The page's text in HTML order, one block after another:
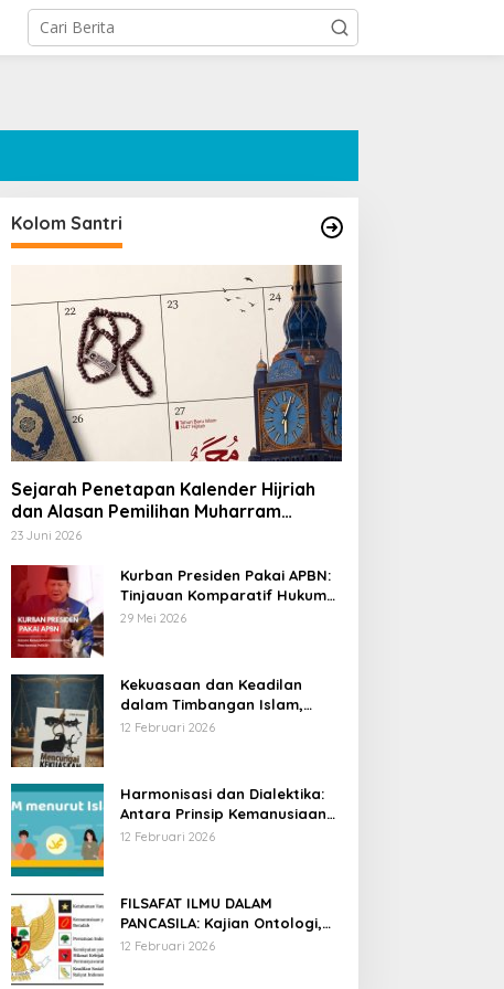
Ulama Nusantara
Mbah Liem ; Kiai Pencetus
1 Oktober 2020
Kolom Santri
Sejarah Penetapan Kalender Hijriah
dan Alasan Pemilihan Muharram
sebagai Awal Tahun
23 Juni 2026
Kurban Presiden Pakai APBN:
Tinjauan Komparatif Hukum
Islam dan Positif Negara
29 Mei 2026
Kekuasaan dan Keadilan
dalam Timbangan Islam,
Membaca Mencurigai
12 Februari 2026
Harmonisasi dan Dialektika:
Antara Prinsip Kemanusiaan
Islam dan Hak Asasi Manusia
12 Februari 2026
FILSAFAT ILMU DALAM
PANCASILA: Kajian Ontologi,
Epistemologi, dan Aksiologi
12 Februari 2026